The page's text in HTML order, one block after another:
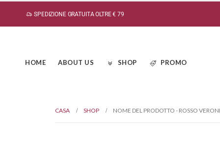
SPEDIZIONE GRATUITA OLTRE € 79
HOME ABOUT US SHOP PROMO
CASA SHOP NOME DEL PRODOTTO - ROSSO